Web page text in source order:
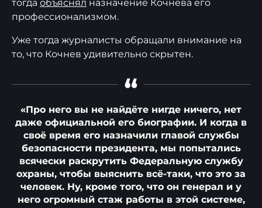
тогда объяснял назначение Кочнева его
профессионализмом.
Уже тогда журналисты обращали внимание на
то, что Кочнев удивительно скрытен.
“
«Про него вы не найдёте нигде ничего, нет
даже официальной его биографии. И когда в
своё время его назначили главой службы
безопасности президента, мы попытались
всячески раскрутить Федеральную службу
охраны, чтобы выяснить всё-таки, что это за
человек. Ну, кроме того, что он генерал и у
него огромный стаж работы в этой системе,